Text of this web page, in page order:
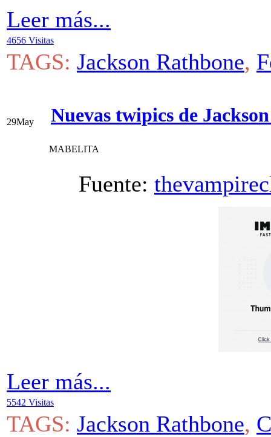
Leer más...
4656 Visitas
TAGS: Jackson Rathbone,
29May Nuevas twipics de
MABELITA
Fuente:
Leer más...
5542 Visitas
TAGS: Jackson Rathbone,